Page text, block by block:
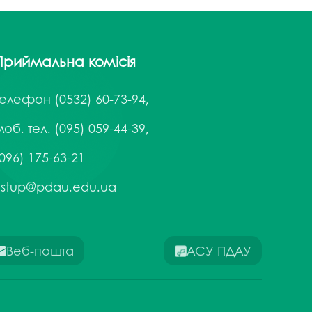
госпдоговірних робіт (послуг)
комісія
(0532) 60-73-94,
тел. (095) 059-44-39,
175-63-21
Веб-пошта АСУ ПДАУ